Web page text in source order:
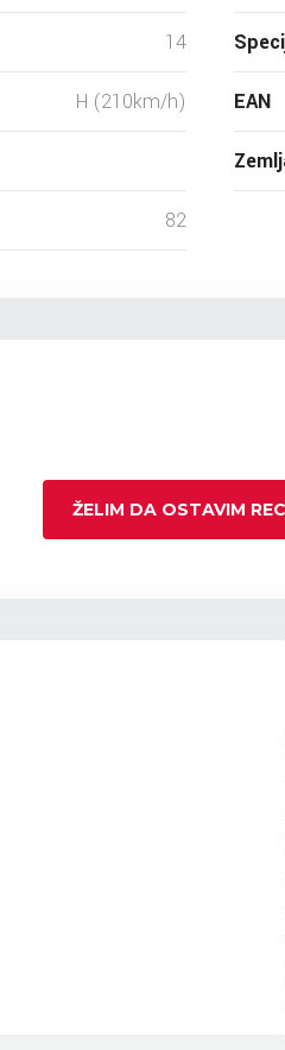
14
H (210km/h)
82
EAN
ŽELIM DA OSTAVIM